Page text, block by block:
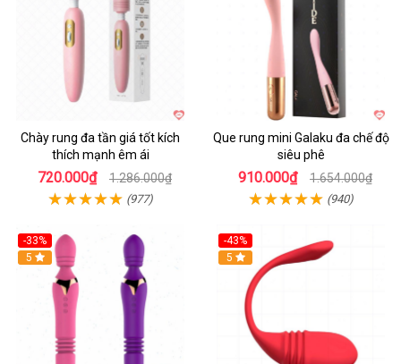
Chày rung đa tần giá tốt kích
thích mạnh êm ái
720.000₫ 1.286.000₫
(977)
Que rung mini Galaku đa chế độ
siêu phê
910.000₫ 1.654.000₫
(940)
-33%
Hot
5
-43%
Hot
5